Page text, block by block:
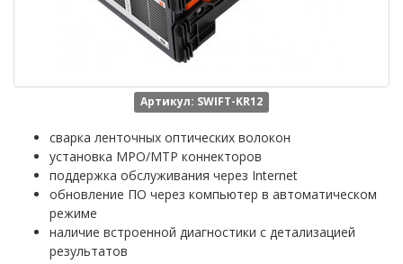
Артикул: SWIFT-KR12
сварка ленточных оптических волокон
установка MPO/MTP коннекторов
поддержка обслуживания через Internet
обновление ПО через компьютер в автоматическом
режиме
наличие встроенной диагностики с детализацией
результатов